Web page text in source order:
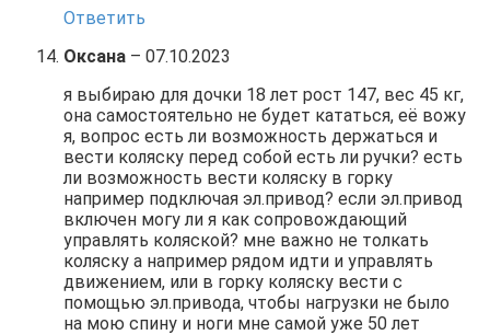
Ответить
Оксана – 07.10.2023
я выбираю для дочки 18 лет рост 147, вес 45 кг,
она самостоятельно не будет кататься, её вожу
я, вопрос есть ли возможность держаться и
вести коляску перед собой есть ли ручки? есть
ли возможность вести коляску в горку
например подключая эл.привод? если эл.привод
включен могу ли я как сопровождающий
управлять коляской? мне важно не толкать
коляску а например рядом идти и управлять
движением, или в горку коляску вести с
помощью эл.привода, чтобы нагрузки не было
на мою спину и ноги мне самой уже 50 лет